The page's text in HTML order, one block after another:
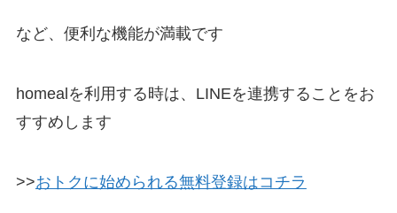
など、便利な機能が満載です
homealを利用する時は、LINEを連携することをお
すすめします
>>おトクに始められる無料登録はコチラ